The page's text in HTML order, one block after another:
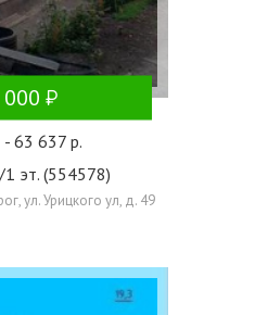
- 63 637 р.
1 эт. (554578)
ул. Урицкого ул, д. 49